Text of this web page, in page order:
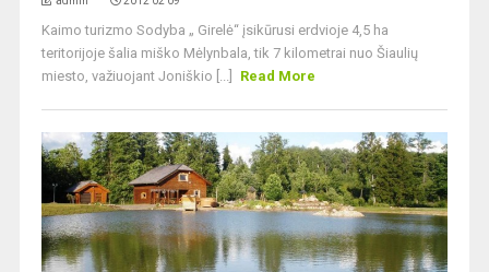
Kaimo turizmo Sodyba „ Girelė“ įsikūrusi erdvioje 4,5 ha
teritorijoje šalia miško Mėlynbala, tik 7 kilometrai nuo Šiaulių
miesto, važiuojant Joniškio [...]
Read More